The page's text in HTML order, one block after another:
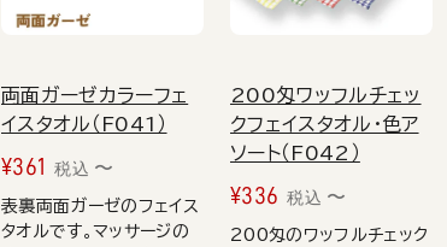
両面ガーゼカラーフェ
イスタオル（F041）
¥361 税込 〜
表裏両面ガーゼのフェイス
タオルです。マッサージの
200匁ワッフルチェッ
クフェイスタオル・色ア
ソート（F042）
¥336 税込 〜
200匁のワッフルチェック